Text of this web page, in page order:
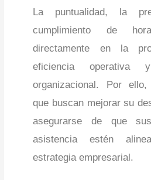
La puntualidad, la
cumplimiento de
directamente en la
eficiencia
organizacional. Por
que buscan mejorar su
asegurarse de que
asistencia estén
estrategia empresarial.